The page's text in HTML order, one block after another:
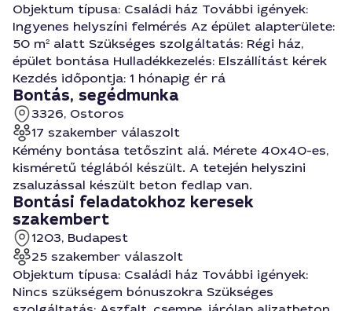
Objektum típusa: Családi ház További igények:
Ingyenes helyszíni felmérés Az épület alapterülete:
50 m² alatt Szükséges szolgáltatás: Régi ház,
épület bontása Hulladékkezelés: Elszállítást kérek
Kezdés időpontja: 1 hónapig ér rá
Bontás, segédmunka
3326, Ostoros
17 szakember válaszolt
Kémény bontása tetőszint alá. Mérete 40x40-es,
kisméretű téglából készült. A tetején helyszini
zsaluzással készült beton fedlap van.
Bontási feladatokhoz keresek
szakembert
1203, Budapest
25 szakember válaszolt
Objektum típusa: Családi ház További igények:
Nincs szükségem bónuszokra Szükséges